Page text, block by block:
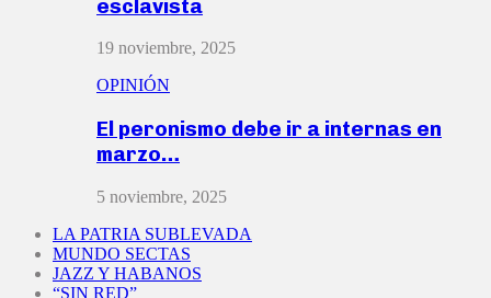
esclavista
19 noviembre, 2025
OPINIÓN
El peronismo debe ir a internas en
marzo…
5 noviembre, 2025
LA PATRIA SUBLEVADA
MUNDO SECTAS
JAZZ Y HABANOS
“SIN RED”